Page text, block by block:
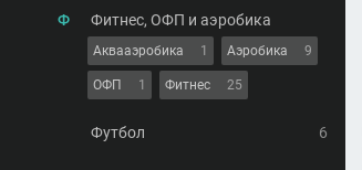
Ф Фитнес, ОФП и аэробика
Аквааэробика 1 Аэробика 9
ОФП 1 Фитнес 25
Футбол 6